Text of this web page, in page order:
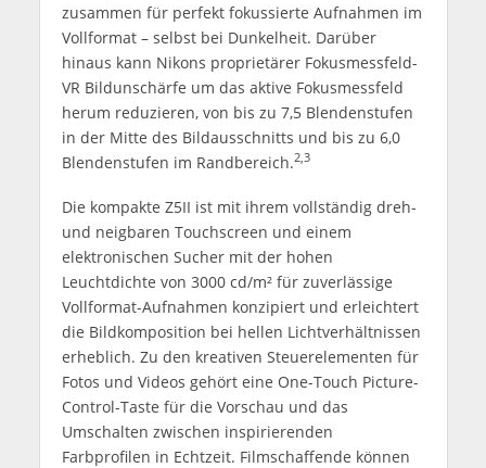
zusammen für perfekt fokussierte Aufnahmen im
Vollformat – selbst bei Dunkelheit. Darüber
hinaus kann Nikons proprietärer Fokusmessfeld-
VR Bildunschärfe um das aktive Fokusmessfeld
herum reduzieren, von bis zu 7,5 Blendenstufen
in der Mitte des Bildausschnitts und bis zu 6,0
Blendenstufen im Randbereich.2,3
Die kompakte Z5II ist mit ihrem vollständig dreh-
und neigbaren Touchscreen und einem
elektronischen Sucher mit der hohen
Leuchtdichte von 3000 cd/m² für zuverlässige
Vollformat-Aufnahmen konzipiert und erleichtert
die Bildkomposition bei hellen Lichtverhältnissen
erheblich. Zu den kreativen Steuerelementen für
Fotos und Videos gehört eine One-Touch Picture-
Control-Taste für die Vorschau und das
Umschalten zwischen inspirierenden
Farbprofilen in Echtzeit. Filmschaffende können